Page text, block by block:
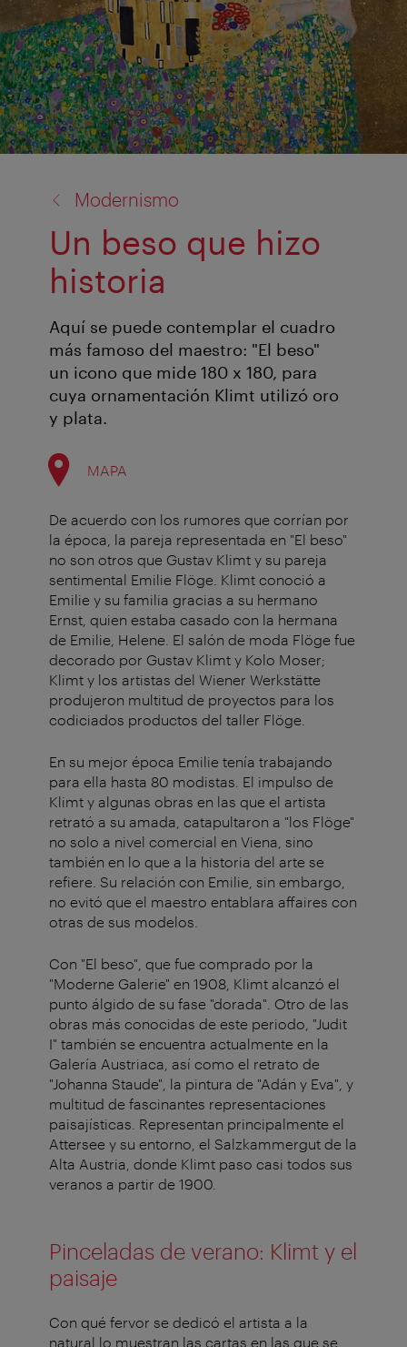
Modernismo
Un beso que hizo
historia
Aquí se puede contemplar el cuadro
más famoso del maestro: "El beso"
un icono que mide 180 x 180, para
cuya ornamentación Klimt utilizó oro
y plata.
MAPA
De acuerdo con los rumores que corrían por
la época, la pareja representada en "El beso"
no son otros que Gustav Klimt y su pareja
sentimental Emilie Flöge. Klimt conoció a
Emilie y su familia gracias a su hermano
Ernst, quien estaba casado con la hermana
de Emilie, Helene. El salón de moda Flöge fue
decorado por Gustav Klimt y Kolo Moser;
Klimt y los artistas del Wiener Werkstätte
produjeron multitud de proyectos para los
codiciados productos del taller Flöge.
En su mejor época Emilie tenía trabajando
para ella hasta 80 modistas. El impulso de
Klimt y algunas obras en las que el artista
retrató a su amada, catapultaron a "los Flöge"
no solo a nivel comercial en Viena, sino
también en lo que a la historia del arte se
refiere. Su relación con Emilie, sin embargo,
no evitó que el maestro entablara affaires con
otras de sus modelos.
Con "El beso", que fue comprado por la
"Moderne Galerie" en 1908, Klimt alcanzó el
punto álgido de su fase "dorada". Otro de las
obras más conocidas de este periodo, "Judit
I" también se encuentra actualmente en la
Galería Austriaca, así como el retrato de
"Johanna Staude", la pintura de "Adán y Eva", y
multitud de fascinantes representaciones
paisajísticas. Representan principalmente el
Attersee y su entorno, el Salzkammergut de la
Alta Austria, donde Klimt paso casi todos sus
veranos a partir de 1900.
Pinceladas de verano: Klimt y el
paisaje
Con qué fervor se dedicó el artista a la
natural lo muestran las cartas en las que se